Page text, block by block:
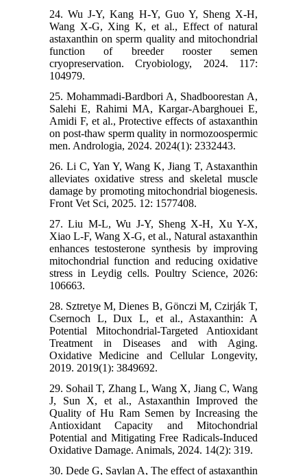
24. Wu J-Y, Kang H-Y, Guo Y, Sheng X-H,
Wang X-G, Xing K, et al., Effect of natural
astaxanthin on sperm quality and mitochondrial
function of breeder rooster semen
cryopreservation. Cryobiology, 2024. 117:
104979.
25. Mohammadi-Bardbori A, Shadboorestan A,
Salehi E, Rahimi MA, Kargar-Abarghouei E,
Amidi F, et al., Protective effects of astaxanthin
on post‐thaw sperm quality in normozoospermic
men. Andrologia, 2024. 2024(1): 2332443.
26. Li C, Yan Y, Wang K, Jiang T, Astaxanthin
alleviates oxidative stress and skeletal muscle
damage by promoting mitochondrial biogenesis.
Front Vet Sci, 2025. 12: 1577408.
27. Liu M-L, Wu J-Y, Sheng X-H, Xu Y-X,
Xiao L-F, Wang X-G, et al., Natural astaxanthin
enhances testosterone synthesis by improving
mitochondrial function and reducing oxidative
stress in Leydig cells. Poultry Science, 2026:
106663.
28. Sztretye M, Dienes B, Gönczi M, Czirják T,
Csernoch L, Dux L, et al., Astaxanthin: A
Potential Mitochondrial-Targeted Antioxidant
Treatment in Diseases and with Aging.
Oxidative Medicine and Cellular Longevity,
2019. 2019(1): 3849692.
29. Sohail T, Zhang L, Wang X, Jiang C, Wang
J, Sun X, et al., Astaxanthin Improved the
Quality of Hu Ram Semen by Increasing the
Antioxidant Capacity and Mitochondrial
Potential and Mitigating Free Radicals-Induced
Oxidative Damage. Animals, 2024. 14(2): 319.
30. Dede G, Saylan A, The effect of astaxanthin